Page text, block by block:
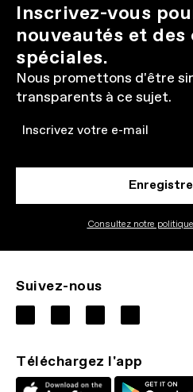
Inscrivez-vous
nouveautés et
spéciales.
Nous promettons d'être
transparents à ce sujet.
Email
Consultez notre
Suivez-nous
Téléchargez l'app